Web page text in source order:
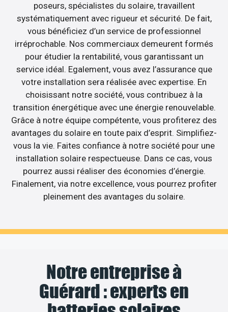
poseurs, spécialistes du solaire, travaillent
systématiquement avec rigueur et sécurité. De fait,
vous bénéficiez d’un service de professionnel
irréprochable. Nos commerciaux demeurent formés
pour étudier la rentabilité, vous garantissant un
service idéal. Egalement, vous avez l’assurance que
votre installation sera réalisée avec expertise. En
choisissant notre société, vous contribuez à la
transition énergétique avec une énergie renouvelable.
Grâce à notre équipe compétente, vous profiterez des
avantages du solaire en toute paix d’esprit. Simplifiez-
vous la vie. Faites confiance à notre société pour une
installation solaire respectueuse. Dans ce cas, vous
pourrez aussi réaliser des économies d’énergie.
Finalement, via notre excellence, vous pourrez profiter
pleinement des avantages du solaire.
Notre entreprise à
Guérard : experts en